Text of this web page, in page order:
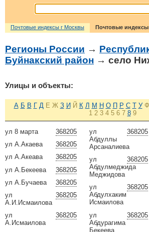
Почтовые индексы г Москвы Почтовые индексы
Регионы России →
Буйнакский район → село
Улицы и объекты:
А Б В Г Д Е Ж З И Й К Л М Н О П Р С Т У Ф
1 2 3 4 5 6 7 8 9
368205
ул 8 марта
368205
ул А.Акаева
368205
ул А.Акеава
368205
ул А.Бекеева
368205
ул А.Бучаева
368205
ул
А.И.Исмаилова
368205
ул
А.Исмаилова
368205
ул
Абдуллы
Арсаналиева
368205
ул
Абдулмеджида
Меджидова
368205
ул
Абдулхаким
Исмаилова
368205
ул
Абдурагима
Бекеева